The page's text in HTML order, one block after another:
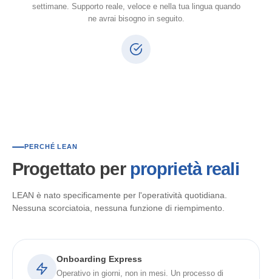
settimane. Supporto reale, veloce e nella tua lingua quando
ne avrai bisogno in seguito.
PERCHÉ LEAN
Progettato per proprietà reali
LEAN è nato specificamente per l'operatività quotidiana.
Nessuna scorciatoia, nessuna funzione di riempimento.
Onboarding Express
Operativo in giorni, non in mesi. Un processo di